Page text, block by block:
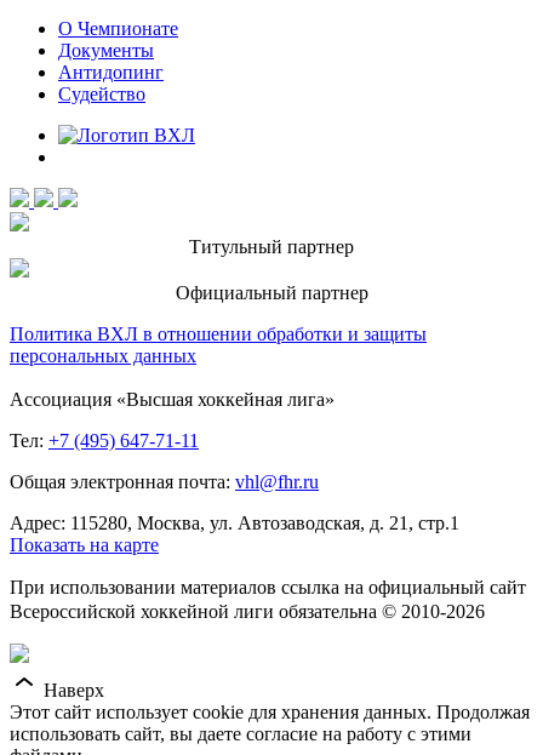
О Чемпионате
Документы
Антидопинг
Судейство
Титульный партнер
Официальный партнер
Политика ВХЛ в отношении обработки и защиты
персональных данных
Ассоциация «Высшая хоккейная лига»
Тел: +7 (495) 647-71-11
Общая электронная почта: vhl@fhr.ru
Адрес: 115280, Москва, ул. Автозаводская, д. 21, стр.1
Показать на карте
При использовании материалов ссылка на официальный сайт
Всероссийской хоккейной лиги обязательна © 2010-2026
Наверх
Этот сайт использует cookie для хранения данных. Продолжая
использовать сайт, вы даете согласие на работу с этими